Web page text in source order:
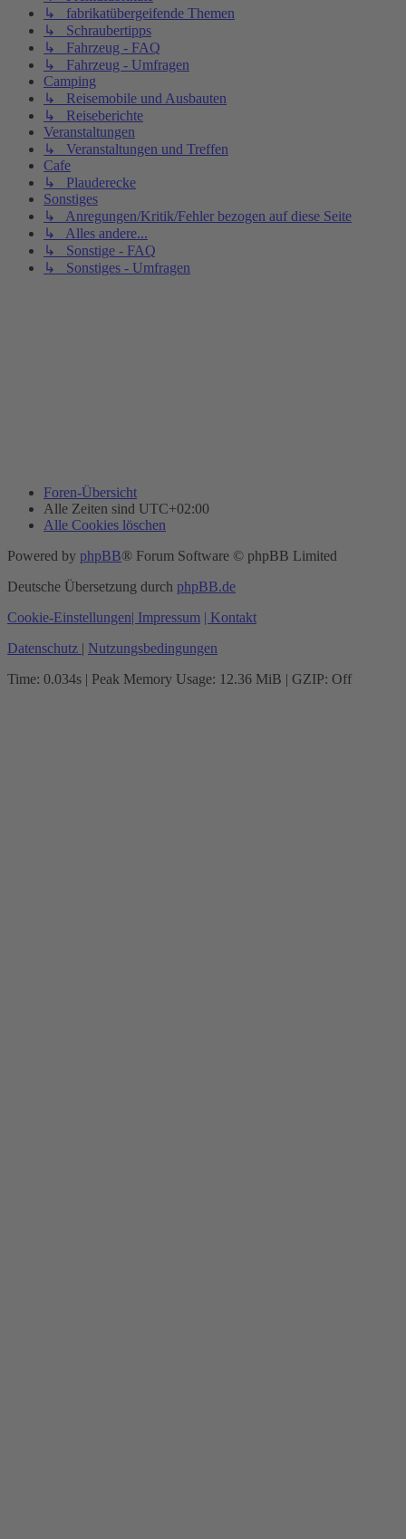
↳ fabrikatübergeifende Themen
↳ Schraubertipps
↳ Fahrzeug - FAQ
↳ Fahrzeug - Umfragen
Camping
↳ Reisemobile und Ausbauten
↳ Reiseberichte
Veranstaltungen
↳ Veranstaltungen und Treffen
Cafe
↳ Plauderecke
Sonstiges
↳ Anregungen/Kritik/Fehler bezogen auf diese Seite
↳ Alles andere...
↳ Sonstige - FAQ
↳ Sonstiges - Umfragen
Foren-Übersicht
Alle Zeiten sind UTC+02:00
Alle Cookies löschen
Powered by phpBB® Forum Software © phpBB Limited
Deutsche Übersetzung durch phpBB.de
Cookie-Einstellungen| Impressum | Kontakt
Datenschutz | Nutzungsbedingungen
Time: 0.034s | Peak Memory Usage: 12.36 MiB | GZIP: Off